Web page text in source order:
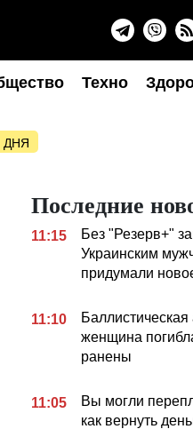
Техно
ДНЯ
Последние
11:15
Без "Резерв+"
Украинским
придумали
11:10
Баллистическая
женщина
ранены
11:05
Вы могли
как вернуть